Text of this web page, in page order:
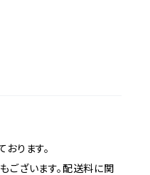
ります。
ございます。配送料に関